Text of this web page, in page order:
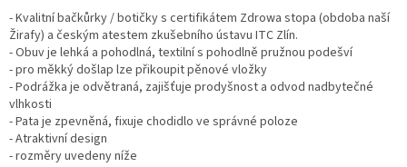
- Kvalitní bačkůrky / botičky s certifikátem Zdrowa stopa (obdoba naší
Žirafy) a českým atestem zkušebního ústavu ITC Zlín.
- Obuv je lehká a pohodlná, textilní s pohodlně pružnou podešví
- pro měkký došlap lze přikoupit pěnové vložky
- Podrážka je odvětraná, zajišťuje prodyšnost a odvod nadbytečné
vlhkosti
- Pata je zpevněná, fixuje chodidlo ve správné poloze
- Atraktivní design
- rozměry uvedeny níže